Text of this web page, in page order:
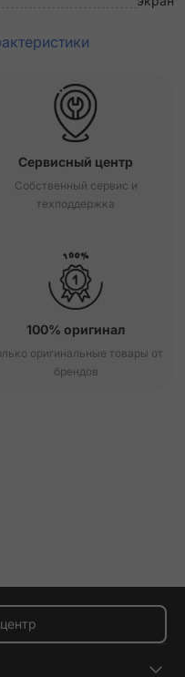
Сервисный центр
Собственный сервис и
техподдержка
100% оригинал
оригинальные товары от
брендов